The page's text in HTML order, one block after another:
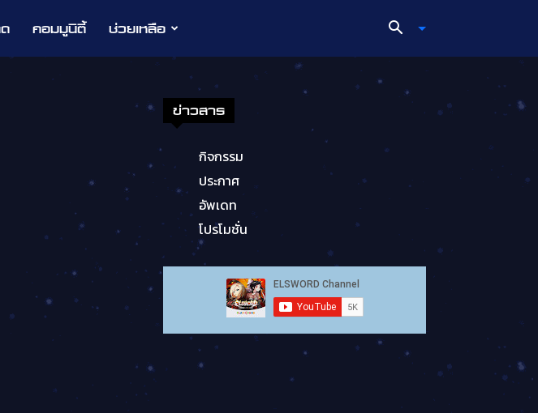
คอมมูนิตี้ ช่วยเหลือ
ข่าวสาร
กิจกรรม
ประกาศ
อัพเดท
โปรโมชั่น